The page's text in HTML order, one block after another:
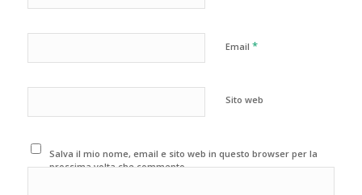
Email *
Sito web
Salva il mio nome, email e sito web in questo browser per la
prossima volta che commento.